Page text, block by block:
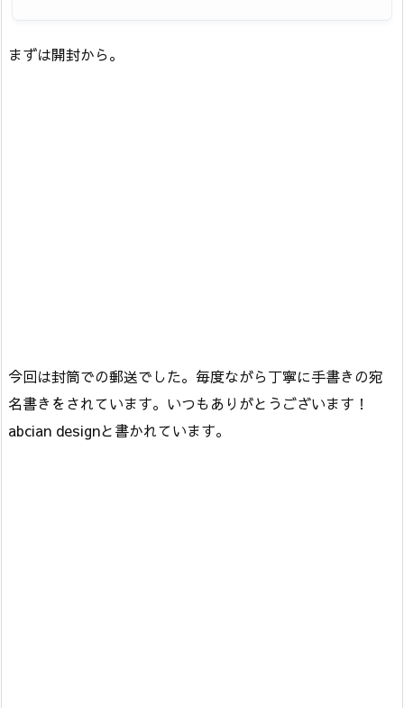
まずは開封から。
今回は封筒での郵送でした。毎度ながら丁寧に手書きの宛
名書きをされています。いつもありがとうございます！
abcian designと書かれています。